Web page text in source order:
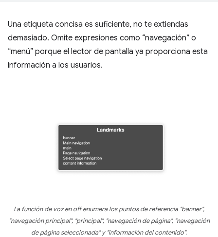
Una etiqueta concisa es suficiente, no te extiendas
demasiado. Omite expresiones como “navegación” o
“menú” porque el lector de pantalla ya proporciona esta
información a los usuarios.
La función de voz en off enumera los puntos de referencia "banner",
"navegación principal", "principal", "navegación de página", "navegación
de página seleccionada" y "información del contenido".